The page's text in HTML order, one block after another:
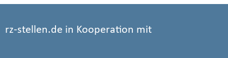
rz-stellen.de in Kooperation mit